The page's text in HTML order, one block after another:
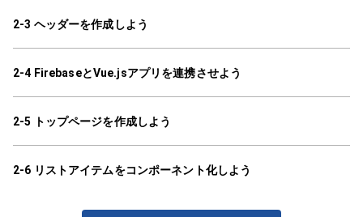
2-3 ヘッダーを作成しよう
2-4 FirebaseとVue.jsアプリを連携させよう
2-5 トップページを作成しよう
2-6 リストアイテムをコンポーネント化しよう